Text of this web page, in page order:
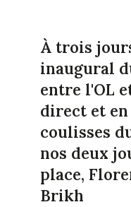
À trois
inaugural
entre l'OL
direct et
coulisses
nos deux
place,
Brikh